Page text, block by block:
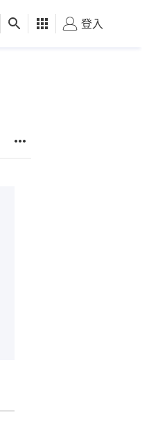
健康 好食玩飛
登入